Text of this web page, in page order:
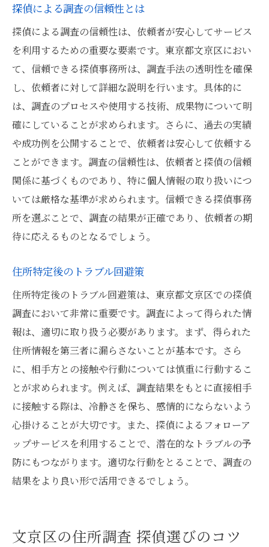
探偵による調査の信頼性とは
探偵による調査の信頼性は、依頼者が安心してサービス
を利用するための重要な要素です。東京都文京区におい
て、信頼できる探偵事務所は、調査手法の透明性を確保
し、依頼者に対して詳細な説明を行います。具体的に
は、調査のプロセスや使用する技術、成果物について明
確にしていることが求められます。さらに、過去の実績
や成功例を公開することで、依頼者は安心して依頼する
ことができます。調査の信頼性は、依頼者と探偵の信頼
関係に基づくものであり、特に個人情報の取り扱いにつ
いては厳格な基準が求められます。信頼できる探偵事務
所を選ぶことで、調査の結果が正確であり、依頼者の期
待に応えるものとなるでしょう。
住所特定後のトラブル回避策
住所特定後のトラブル回避策は、東京都文京区での探偵
調査において非常に重要です。調査によって得られた情
報は、適切に取り扱う必要があります。まず、得られた
住所情報を第三者に漏らさないことが基本です。さら
に、相手方との接触や行動については慎重に行動するこ
とが求められます。例えば、調査結果をもとに直接相手
に接触する際は、冷静さを保ち、感情的にならないよう
心掛けることが大切です。また、探偵によるフォローア
ップサービスを利用することで、潜在的なトラブルの予
防にもつながります。適切な行動をとることで、調査の
結果をより良い形で活用できるでしょう。
文京区の住所調査 探偵選びのコツ